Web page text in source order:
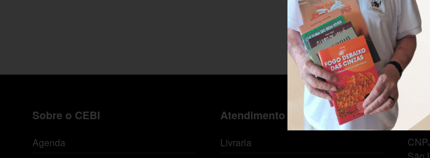
Sobre o CEBI
Agenda
Atendimento ao Cliente
Livraria